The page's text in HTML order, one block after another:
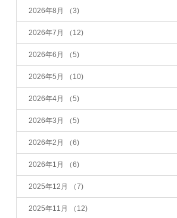
2026年8月 （3)
2026年7月 （12)
2026年6月 （5)
2026年5月 （10)
2026年4月 （5)
2026年3月 （5)
2026年2月 （6)
2026年1月 （6)
2025年12月 （7)
2025年11月 （12)